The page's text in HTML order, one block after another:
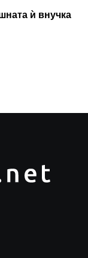
ѝ внучка